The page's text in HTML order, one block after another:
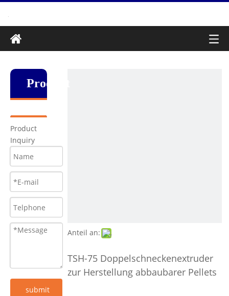
Produkt
Product
Inquiry
submit
Anteil an:
TSH-75 Doppelschneckenextruder
zur Herstellung abbaubarer Pellets